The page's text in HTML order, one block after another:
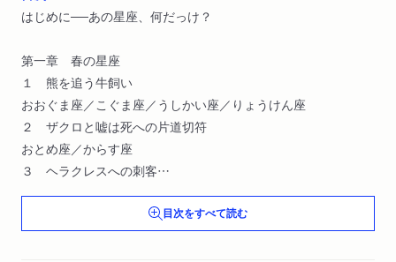
はじめに──あの星座、何だっけ？
第一章 春の星座
１ 熊を追う牛飼い
おおぐま座／こぐま座／うしかい座／りょうけん座
２ ザクロと嘘は死への片道切符
おとめ座／からす座
３ ヘラクレスへの刺客
しし座／うみへび座／かに座
第二章 夏の星座
目次をすべて読む